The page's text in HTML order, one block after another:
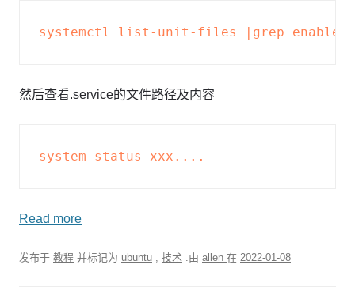
然后查看.service的文件路径及内容
system status xxx....
Read more
发布于 教程 并标记为 ubuntu , 技术 .由 allen 在 2022-01-08